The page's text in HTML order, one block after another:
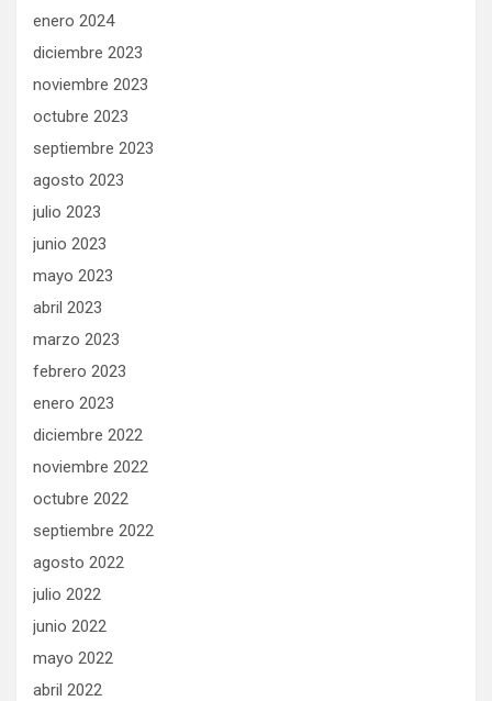
enero 2024
diciembre 2023
noviembre 2023
octubre 2023
septiembre 2023
agosto 2023
julio 2023
junio 2023
mayo 2023
abril 2023
marzo 2023
febrero 2023
enero 2023
diciembre 2022
noviembre 2022
octubre 2022
septiembre 2022
agosto 2022
julio 2022
junio 2022
mayo 2022
abril 2022